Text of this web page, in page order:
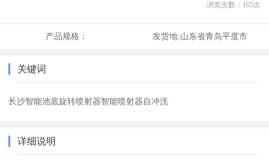
浏览次数： 105次
产品规格： 发货地:山东省青岛平度市
关键词
长沙智能池底旋转喷射器智能喷射器自冲洗
详细说明